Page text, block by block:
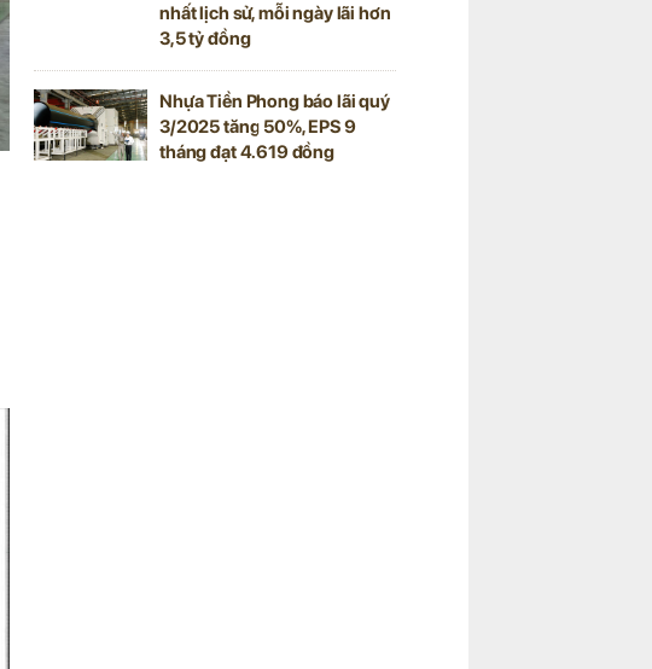
nhất lịch sử, mỗi ngày lãi hơn
3,5 tỷ đồng
Nhựa Tiền Phong báo lãi quý
3/2025 tăng 50%, EPS 9
tháng đạt 4.619 đồng